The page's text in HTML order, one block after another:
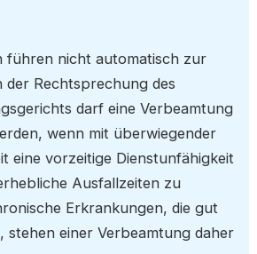
führen nicht automatisch zur
der Rechtsprechung des
darf eine Verbeamtung
wenn mit überwiegender
eine vorzeitige Dienstunfähigkeit
Ausfallzeiten zu
Erkrankungen, die gut
stehen einer Verbeamtung daher